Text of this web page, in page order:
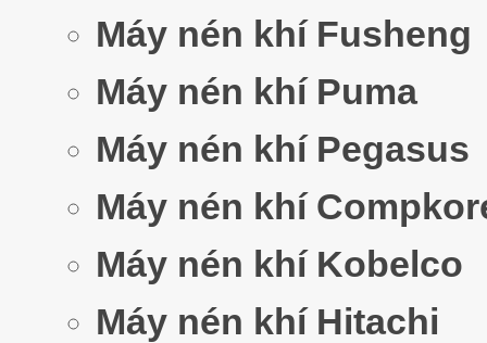
Máy nén khí Fusheng
Máy nén khí Puma
Máy nén khí Pegasus
Máy nén khí
Máy nén khí Kobelco
Máy nén khí Hitachi